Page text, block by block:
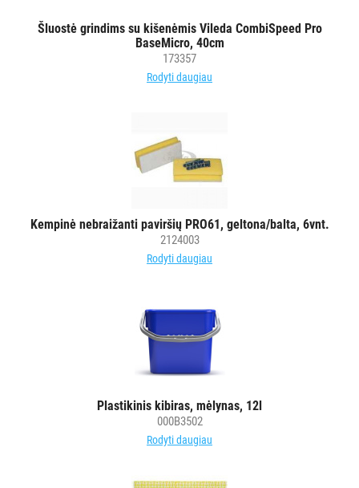
Šluostė grindims su kišenėmis Vileda CombiSpeed Pro
BaseMicro, 40cm
173357
Rodyti daugiau
Kempinė nebraižanti paviršių PRO61, geltona/balta, 6vnt.
2124003
Rodyti daugiau
Plastikinis kibiras, mėlynas, 12l
000B3502
Rodyti daugiau